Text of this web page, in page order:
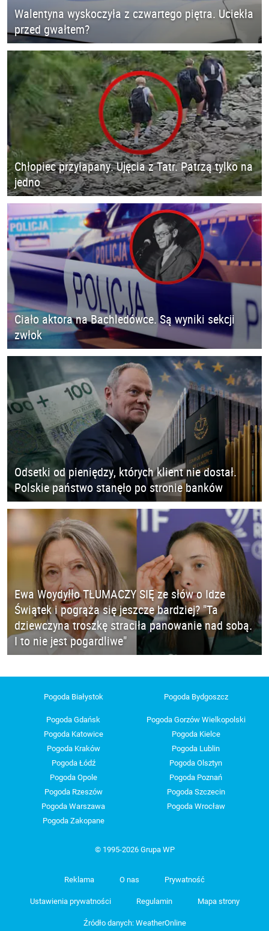
Walentyna wyskoczyła z czwartego piętra. Uciekła
przed gwałtem?
Chłopiec przyłapany. Ujęcia z Tatr. Patrzą tylko na
jedno
Ciało aktora na Bachledówce. Są wyniki sekcji
zwłok
Odsetki od pieniędzy, których klient nie dostał.
Polskie państwo stanęło po stronie banków
Ewa Woydyłło TŁUMACZY SIĘ ze słów o Idze
Świątek i pogrąża się jeszcze bardziej? "Ta
dziewczyna troszkę straciła panowanie nad sobą.
I to nie jest pogardliwe"
Pogoda Białystok Pogoda Bydgoszcz
Pogoda Gdańsk
Pogoda Gorzów Wielkopolski
Pogoda Katowice
Pogoda Kielce
Pogoda Kraków
Pogoda Lublin
Pogoda Łódź
Pogoda Olsztyn
Pogoda Opole
Pogoda Poznań
Pogoda Rzeszów
Pogoda Szczecin
Pogoda Warszawa
Pogoda Wrocław
Pogoda Zakopane
© 1995-2026 Grupa WP
Reklama O nas Prywatność
Ustawienia prywatności Regulamin Mapa strony
Źródło danych: WeatherOnline